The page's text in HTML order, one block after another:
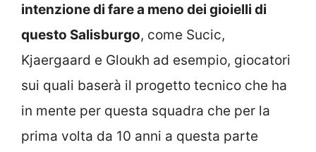
intenzione di fare a meno dei gioielli di
questo Salisburgo, come Sucic,
Kjaergaard e Gloukh ad esempio, giocatori
sui quali baserà il progetto tecnico che ha
in mente per questa squadra che per la
prima volta da 10 anni a questa parte